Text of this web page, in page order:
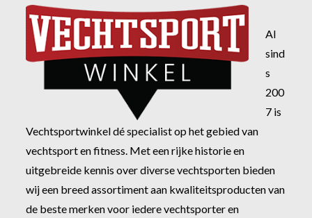
Al
sind
s
200
7 is
Vechtsportwinkel dé specialist op het gebied van
vechtsport en fitness. Met een rijke historie en
uitgebreide kennis over diverse vechtsporten bieden
wij een breed assortiment aan kwaliteitsproducten van
de beste merken voor iedere vechtsporter en